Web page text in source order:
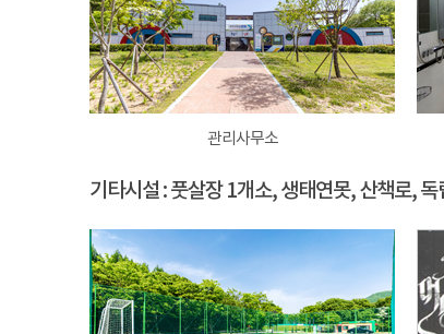
관리사무소
기타시설 : 풋살장 1개소, 생태연못, 산책로,